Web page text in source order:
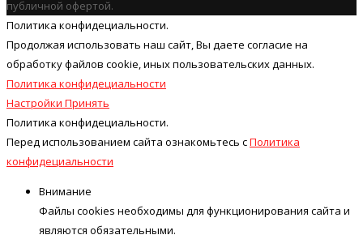
публичной офертой.
Политика конфидециальности.
Продолжая использовать наш cайт, Вы даете согласие на
обработку файлов cookie, иных пользовательских данных.
Политика конфидециальности
Настройки Принять
Политика конфидециальности.
Перед использованием сайта ознакомьтесь сПолитика
конфидециальности
Внимание
Файлы cookies необходимы для функционирования сайта и
являются обязательными.